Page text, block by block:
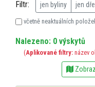
Filtr: jen byliny jen
včetně neaktuálních
Nalezeno: 0 výskytů
(Aplikované filtry: název